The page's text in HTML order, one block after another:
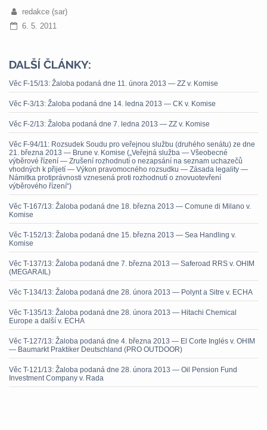
redakce (sar)
6. 5. 2011
DALŠÍ ČLÁNKY:
Věc F-15/13: Žaloba podaná dne 11. února 2013 — ZZ v. Komise
Věc F-3/13: Žaloba podaná dne 14. ledna 2013 — CK v. Komise
Věc F-2/13: Žaloba podaná dne 7. ledna 2013 — ZZ v. Komise
Věc F-94/11: Rozsudek Soudu pro veřejnou službu (druhého senátu) ze dne
21. března 2013 — Brune v. Komise („Veřejná služba — Všeobecné
výběrové řízení — Zrušení rozhodnutí o nezapsání na seznam uchazečů
vhodných k přijetí — Výkon pravomocného rozsudku — Zásada legality —
Námitka protiprávnosti vznesená proti rozhodnutí o znovuotevření
výběrového řízení“)
Věc T-167/13: Žaloba podaná dne 18. března 2013 — Comune di Milano v.
Komise
Věc T-152/13: Žaloba podaná dne 15. března 2013 — Sea Handling v.
Komise
Věc T-137/13: Žaloba podaná dne 7. března 2013 — Saferoad RRS v. OHIM
(MEGARAIL)
Věc T-134/13: Žaloba podaná dne 28. února 2013 — Polynt a Sitre v. ECHA
Věc T-135/13: Žaloba podaná dne 28. února 2013 — Hitachi Chemical
Europe a další v. ECHA
Věc T-127/13: Žaloba podaná dne 4. března 2013 — El Corte Inglés v. OHIM
— Baumarkt Praktiker Deutschland (PRO OUTDOOR)
Věc T-121/13: Žaloba podaná dne 28. února 2013 — Oil Pension Fund
Investment Company v. Rada